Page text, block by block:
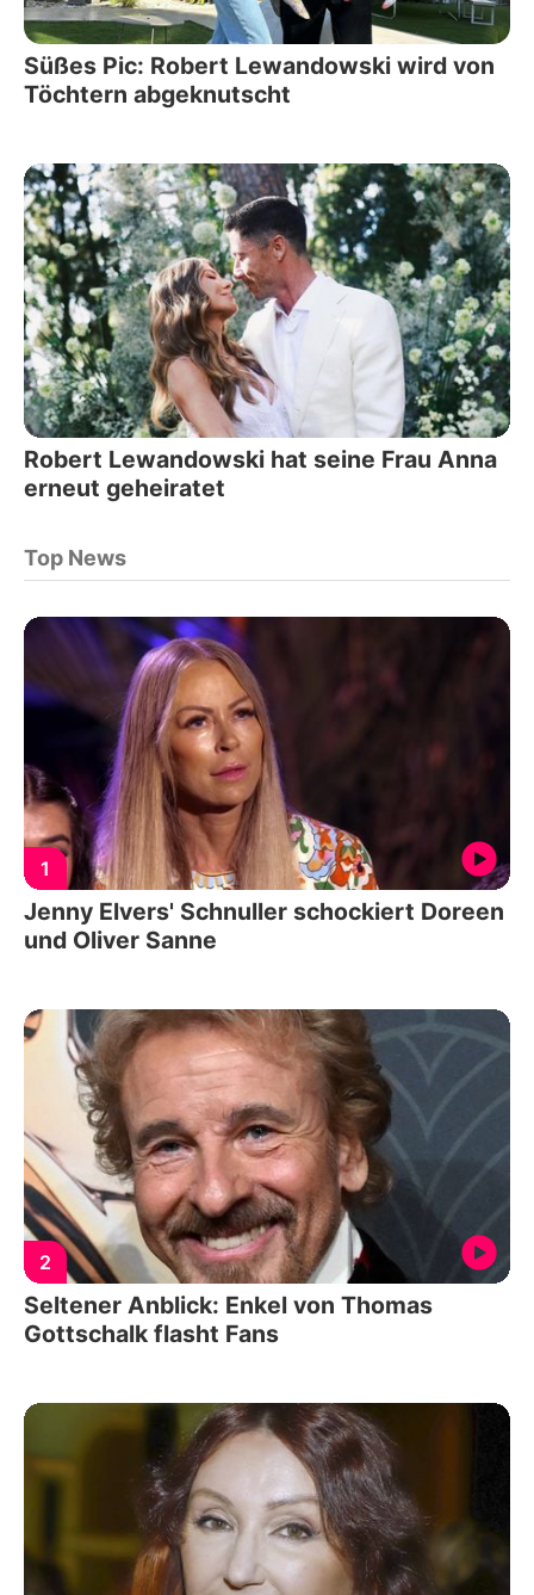
Süßes Pic: Robert Lewandowski wird von
Töchtern abgeknutscht
Robert Lewandowski hat seine Frau Anna
erneut geheiratet
Top News
1
Jenny Elvers' Schnuller schockiert Doreen
und Oliver Sanne
2
Seltener Anblick: Enkel von Thomas
Gottschalk flasht Fans